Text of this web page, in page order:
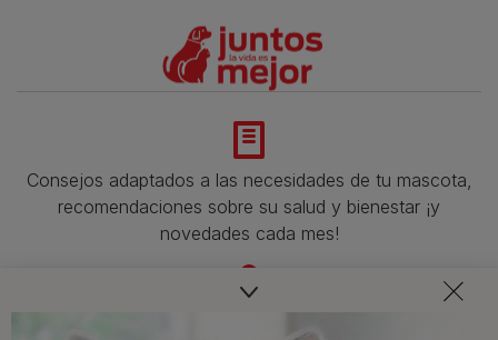
Consejos adaptados a las necesidades de tu mascota,
recomendaciones sobre su salud y bienestar ¡y
novedades cada mes!